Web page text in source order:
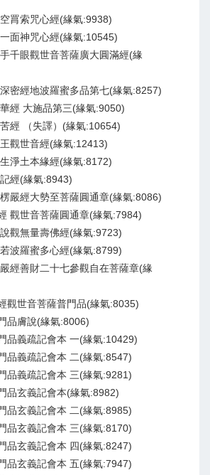
罥索咒心經(緣氣:9938)
面神咒心經(緣氣:10545)
千眼觀世音菩薩廣大圓滿經(緣
密經地波羅蜜多品第七(緣氣:8257)
經 大施品第三(緣氣:9050)
經 （失譯）(緣氣:10654)
觀世音經(緣氣:12413)
淨土本緣經(緣氣:8172)
經(緣氣:8943)
嚴經大勢至菩薩圓通章(緣氣:8086)
觀世音菩薩圓通章(緣氣:7984)
觀無量壽佛經(緣氣:9723)
波羅蜜多心經(緣氣:8799)
經善財二十七參觀自在菩薩章(緣
觀世音菩薩普門品(緣氣:8035)
品膚說(緣氣:8006)
品義疏記會本 一(緣氣:10429)
品義疏記會本 二(緣氣:8547)
品義疏記會本 三(緣氣:9281)
品玄義記會本(緣氣:8982)
品玄義記會本 二(緣氣:8985)
品玄義記會本 三(緣氣:8170)
品玄義記會本 四(緣氣:8247)
品玄義記會本 五(緣氣:7947)